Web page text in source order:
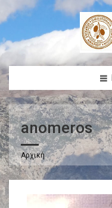
anomeros
Αρχική